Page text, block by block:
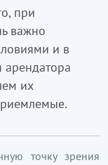
при
важно
и в
арендатора
их
точку зрения